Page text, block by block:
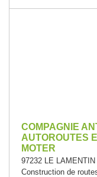
COMPAGNIE
AUTOROUTES
MOTER
97232 LE
Construction de